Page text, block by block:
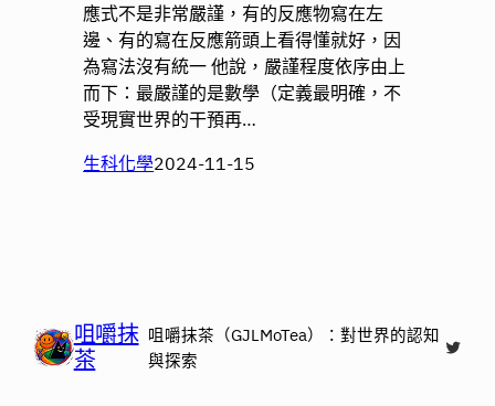
應式不是非常嚴謹，有的反應物寫在左
邊、有的寫在反應箭頭上看得懂就好，因
為寫法沒有統一 他說，嚴謹程度依序由上
而下：最嚴謹的是數學（定義最明確，不
受現實世界的干預再…
生科化學2024-11-15
咀嚼抹
茶
咀嚼抹茶（GJLMoTea）：對世界的認知
與探索
X